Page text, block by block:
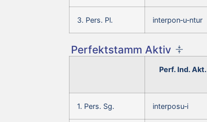
3. Pers. Pl. interpon‑u‑ntur
Perfektstamm Aktiv
Perf. Ind. Akt.
1. Pers. Sg. interposu‑i